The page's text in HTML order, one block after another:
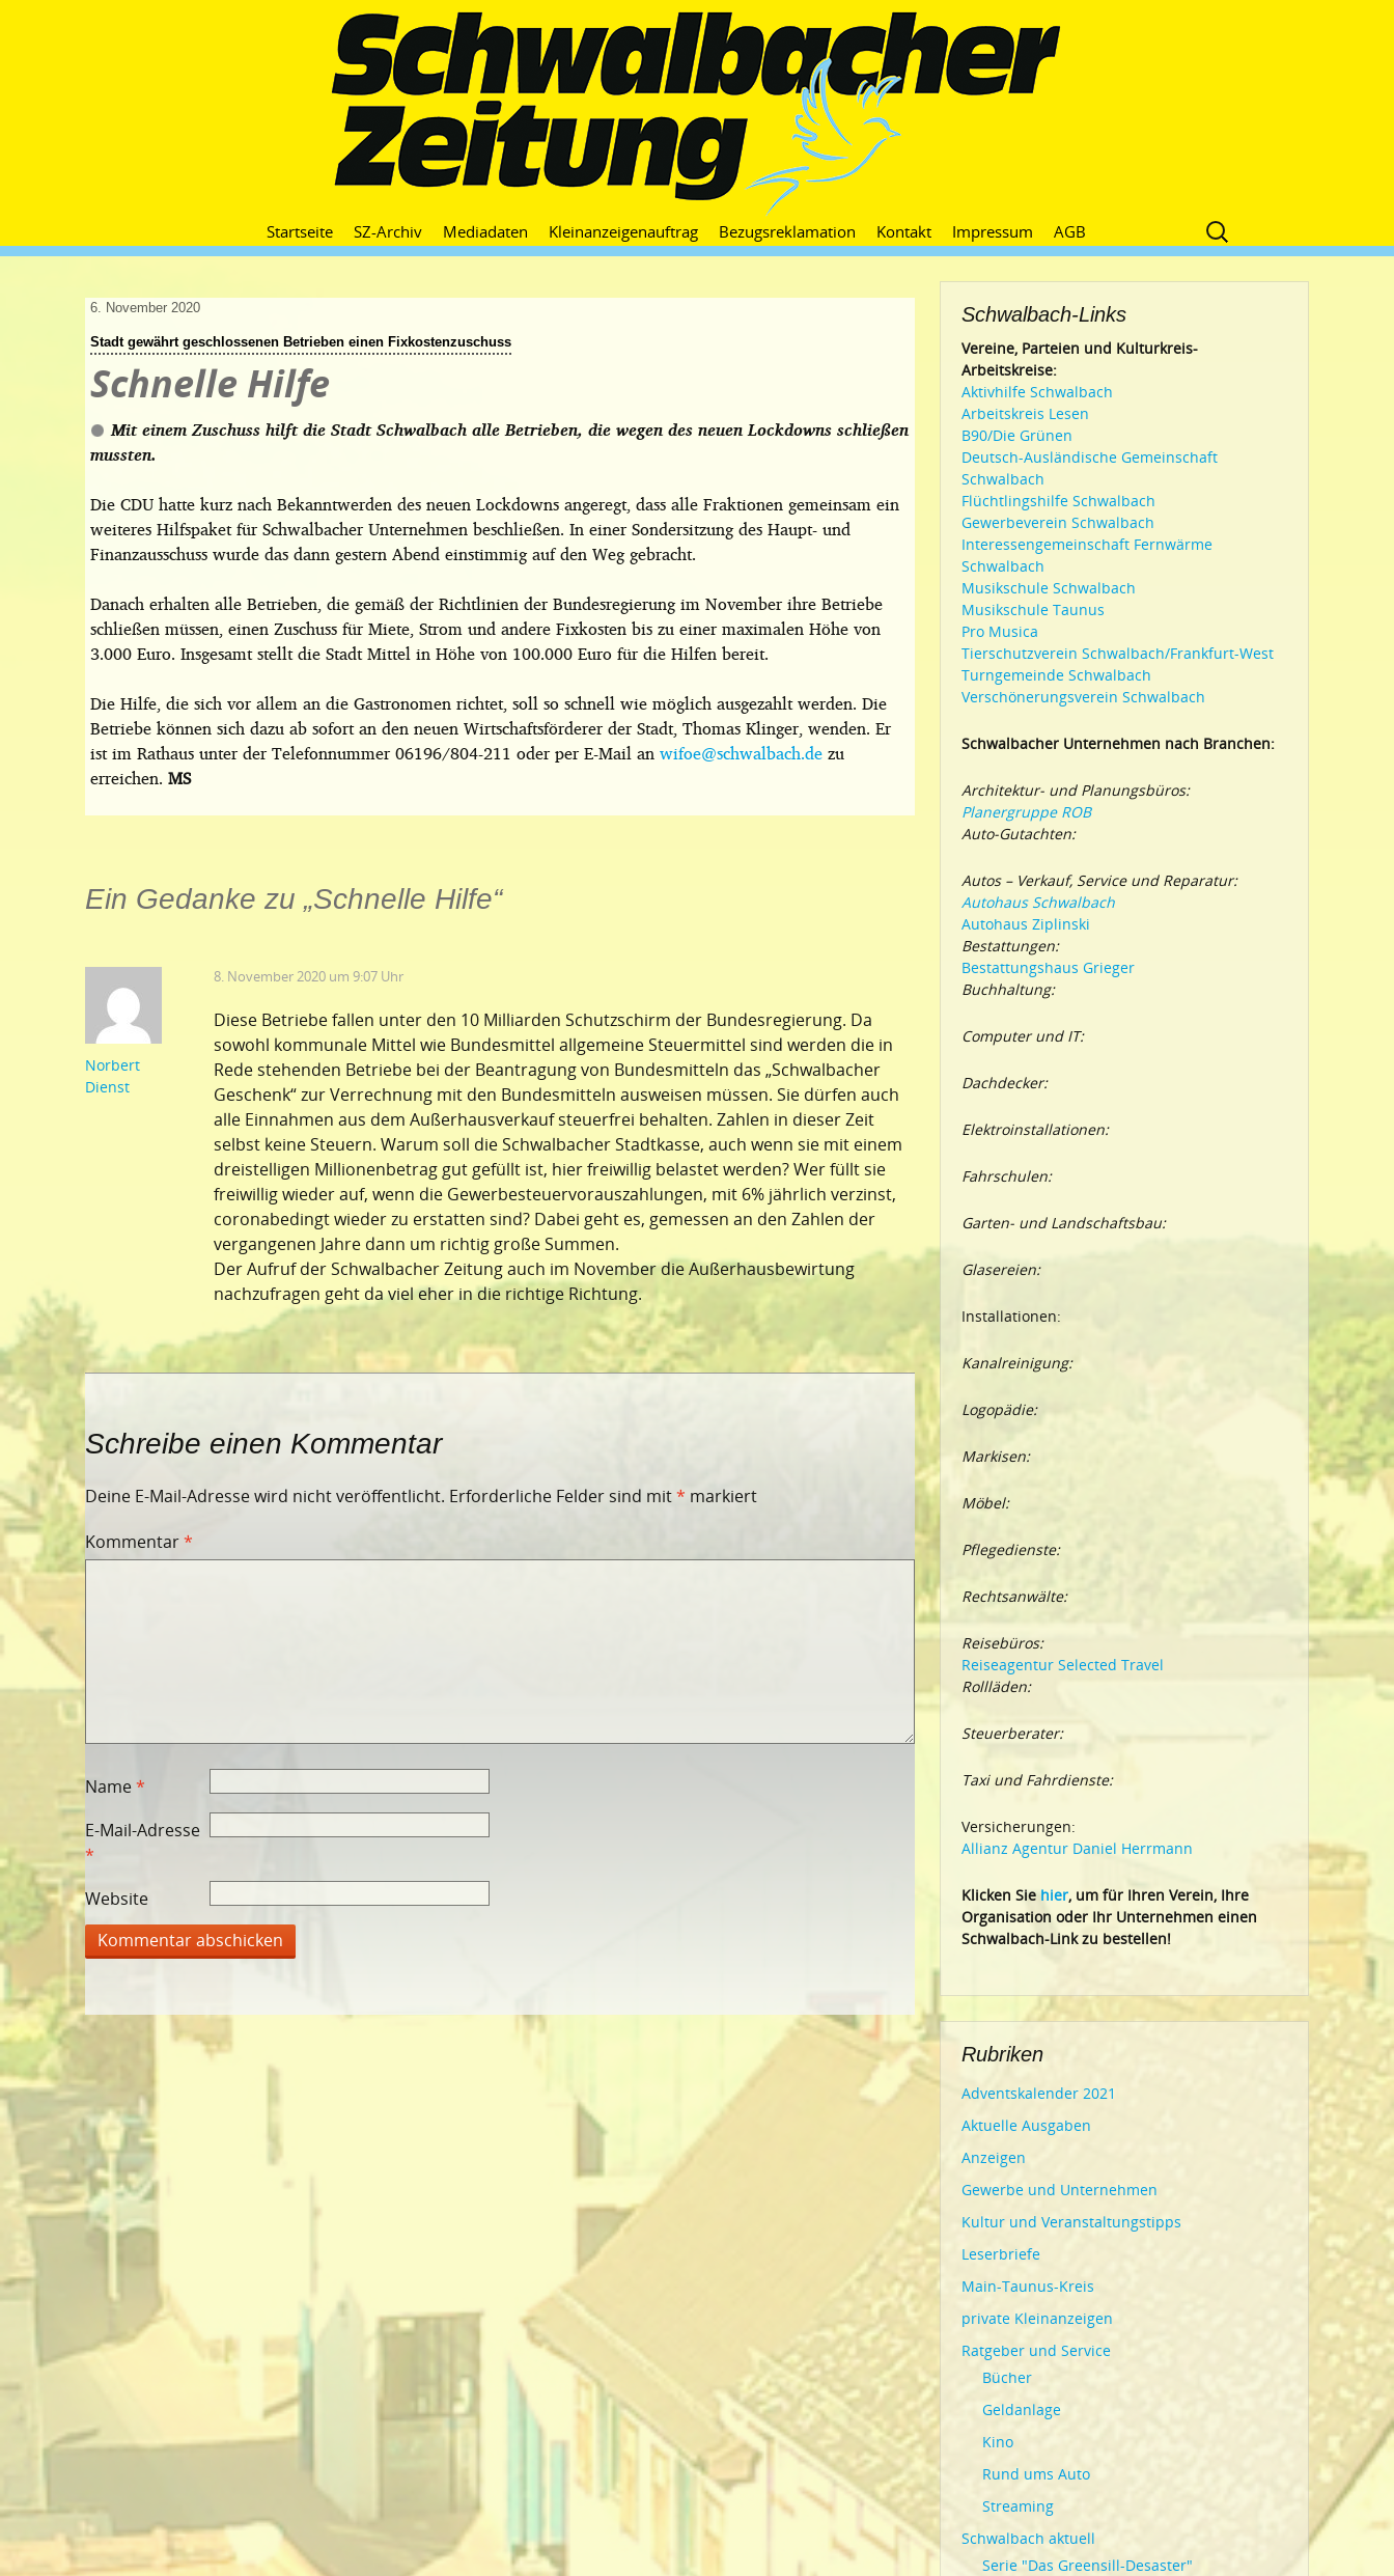
Zum
Inhalt
Startseite SZ-Archiv Mediadaten Kleinanzeigenauftrag Bezugsreklamation Kontakt Impressum AGB
Suche
nach:
6. November 2020
Stadt gewährt geschlossenen Betrieben einen Fixkostenzuschuss
Schnelle Hilfe
Mit einem Zuschuss hilft die Stadt Schwalbach alle Betrieben, die wegen des neuen Lockdowns schließen
mussten.
Die CDU hatte kurz nach Bekanntwerden des neuen Lockdowns angeregt, dass alle Fraktionen gemeinsam ein
weiteres Hilfspaket für Schwalbacher Unternehmen beschließen. In einer Sondersitzung des Haupt- und
Finanzausschuss wurde das dann gestern Abend einstimmig auf den Weg gebracht.
Danach erhalten alle Betrieben, die gemäß der Richtlinien der Bundesregierung im November ihre Betriebe
schließen müssen, einen Zuschuss für Miete, Strom und andere Fixkosten bis zu einer maximalen Höhe von
3.000 Euro. Insgesamt stellt die Stadt Mittel in Höhe von 100.000 Euro für die Hilfen bereit.
Die Hilfe, die sich vor allem an die Gastronomen richtet, soll so schnell wie möglich ausgezahlt werden. Die
Betriebe können sich dazu ab sofort an den neuen Wirtschaftsförderer der Stadt, Thomas Klinger, wenden. Er
ist im Rathaus unter der Telefonnummer 06196/804-211 oder per E-Mail anwifoe@schwalbach.dezu
erreichen. MS
Ein Gedanke zu „Schnelle Hilfe“
Norbert
Dienst
8. November 2020 um 9:07 Uhr
Diese Betriebe fallen unter den 10 Milliarden Schutzschirm der Bundesregierung. Da
sowohl kommunale Mittel wie Bundesmittel allgemeine Steuermittel sind werden die in
Rede stehenden Betriebe bei der Beantragung von Bundesmitteln das „Schwalbacher
Geschenk“ zur Verrechnung mit den Bundesmitteln ausweisen müssen. Sie dürfen auch
alle Einnahmen aus dem Außerhausverkauf steuerfrei behalten. Zahlen in dieser Zeit
selbst keine Steuern. Warum soll die Schwalbacher Stadtkasse, auch wenn sie mit einem
dreistelligen Millionenbetrag gut gefüllt ist, hier freiwillig belastet werden? Wer füllt sie
freiwillig wieder auf, wenn die Gewerbesteuervorauszahlungen, mit 6% jährlich verzinst,
coronabedingt wieder zu erstatten sind? Dabei geht es, gemessen an den Zahlen der
vergangenen Jahre dann um richtig große Summen.
Der Aufruf der Schwalbacher Zeitung auch im November die Außerhausbewirtung
nachzufragen geht da viel eher in die richtige Richtung.
Schreibe einen Kommentar
Deine E-Mail-Adresse wird nicht veröffentlicht. Erforderliche Felder sind mit* markiert
Kommentar*
Name*
E-Mail-Adresse
*
Website
Schwalbach-Links
Vereine, Parteien und Kulturkreis-
Arbeitskreise:
Aktivhilfe Schwalbach
Arbeitskreis Lesen
B90/Die Grünen
Deutsch-Ausländische Gemeinschaft
Schwalbach
Flüchtlingshilfe Schwalbach
Gewerbeverein Schwalbach
Interessengemeinschaft Fernwärme
Schwalbach
Musikschule Schwalbach
Musikschule Taunus
Pro Musica
Tierschutzverein Schwalbach/Frankfurt-West
Turngemeinde Schwalbach
Verschönerungsverein Schwalbach
Schwalbacher Unternehmen nach Branchen:
Architektur- und Planungsbüros:
Planergruppe ROB
Auto-Gutachten:
Autos – Verkauf, Service und Reparatur:
Autohaus Schwalbach
Autohaus Ziplinski
Bestattungen:
Bestattungshaus Grieger
Buchhaltung:
Computer und IT:
Dachdecker:
Elektroinstallationen:
Fahrschulen:
Garten- und Landschaftsbau:
Glasereien:
Installationen:
Kanalreinigung:
Logopädie:
Markisen:
Möbel:
Pflegedienste:
Rechtsanwälte:
Reisebüros:
Reiseagentur Selected Travel
Rollläden:
Steuerberater:
Taxi und Fahrdienste:
Versicherungen:
Allianz Agentur Daniel Herrmann
Klicken Siehier, um für Ihren Verein, Ihre
Organisation oder Ihr Unternehmen einen
Schwalbach-Link zu bestellen!
Rubriken
Adventskalender 2021
Aktuelle Ausgaben
Anzeigen
Gewerbe und Unternehmen
Kultur und Veranstaltungstipps
Leserbriefe
Main-Taunus-Kreis
private Kleinanzeigen
Ratgeber und Service
Bücher
Geldanlage
Kino
Rund ums Auto
Streaming
Schwalbach aktuell
Serie "Das Greensill-Desaster"